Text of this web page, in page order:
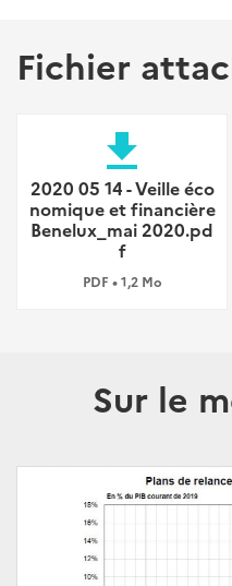
Fichier
file_download
2020 05 14 - Veille éco
nomique et financière
Benelux_mai 2020.pd
f
PDF • 1,2 Mo
Sur le